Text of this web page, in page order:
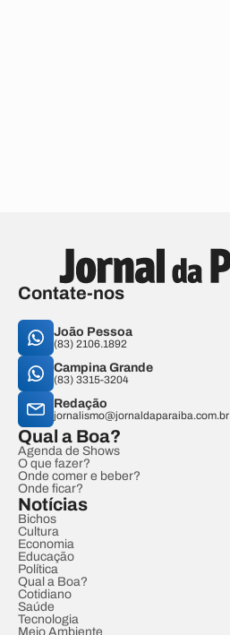
Contate-nos
João Pessoa
(83) 2106.1892
Campina Grande
(83) 3315-3204
Redação
jornalismo@jornaldaparaiba.com.br
Qual a Boa?
Agenda de Shows
O que fazer?
Onde comer e beber?
Onde ficar?
Notícias
Bichos
Cultura
Economia
Educação
Política
Qual a Boa?
Cotidiano
Saúde
Tecnologia
Meio Ambiente